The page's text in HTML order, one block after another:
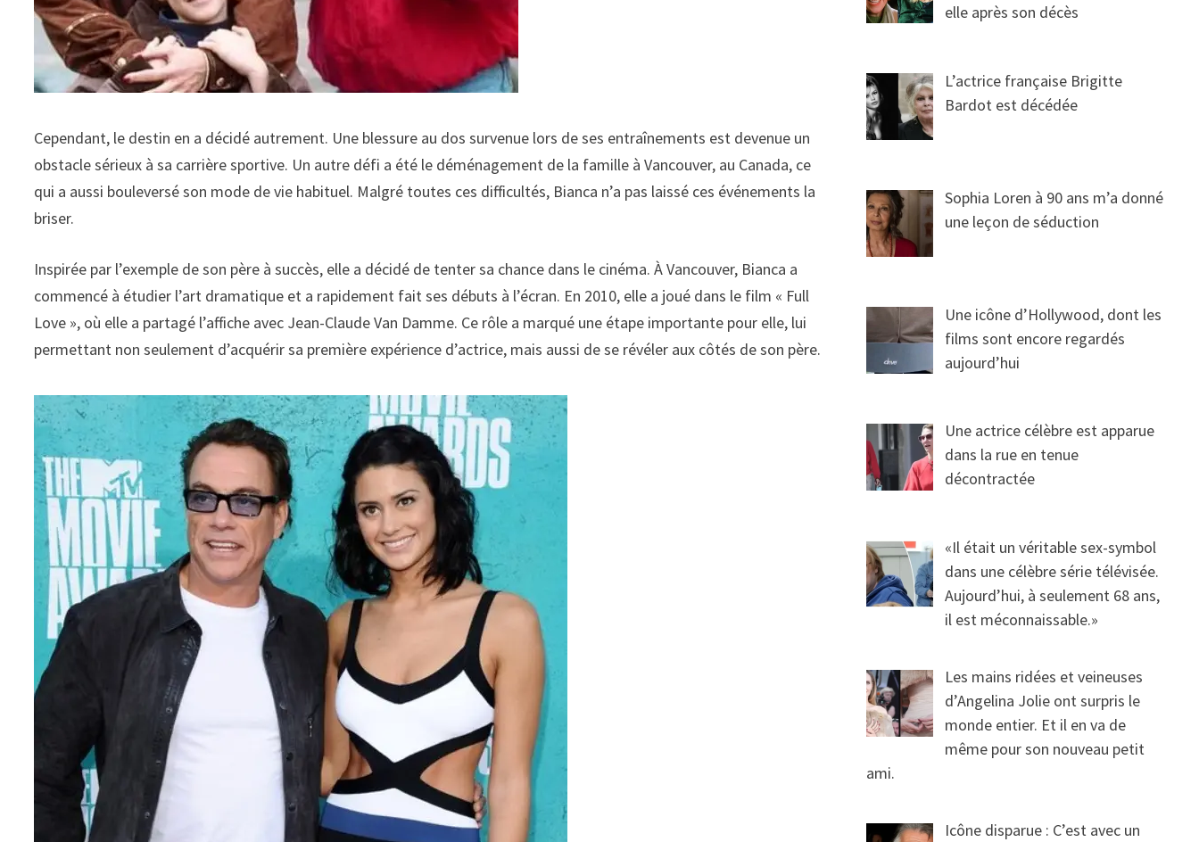
Cependant, le destin en a décidé autrement. Une blessure au dos survenue lors de ses entraînements est devenue un
obstacle sérieux à sa carrière sportive. Un autre défi a été le déménagement de la famille à Vancouver, au Canada, ce
qui a aussi bouleversé son mode de vie habituel. Malgré toutes ces difficultés, Bianca n’a pas laissé ces événements la
briser.
Inspirée par l’exemple de son père à succès, elle a décidé de tenter sa chance dans le cinéma. À Vancouver, Bianca a
commencé à étudier l’art dramatique et a rapidement fait ses débuts à l’écran. En 2010, elle a joué dans le film « Full
Love », où elle a partagé l’affiche avec Jean-Claude Van Damme. Ce rôle a marqué une étape importante pour elle, lui
permettant non seulement d’acquérir sa première expérience d’actrice, mais aussi de se révéler aux côtés de son père.
elle après son décès
L’actrice française Brigitte
Bardot est décédée
Sophia Loren à 90 ans m’a donné
une leçon de séduction
Une icône d’Hollywood, dont les
films sont encore regardés
aujourd’hui
Une actrice célèbre est apparue
dans la rue en tenue
décontractée
«Il était un véritable sex-symbol
dans une célèbre série télévisée.
Aujourd’hui, à seulement 68 ans,
il est méconnaissable.»
Les mains ridées et veineuses
d’Angelina Jolie ont surpris le
monde entier. Et il en va de
même pour son nouveau petit
ami.
Icône disparue : C’est avec un